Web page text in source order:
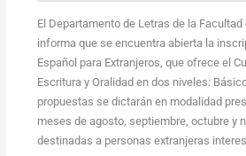
El Departamento de Letras de la
informa que se encuentra abierta la
Español para Extranjeros, que ofrece el
Escritura y Oralidad en dos niveles:
propuestas se dictarán en modalidad
meses de agosto, septiembre, octubre y
destinadas a personas extranjeras